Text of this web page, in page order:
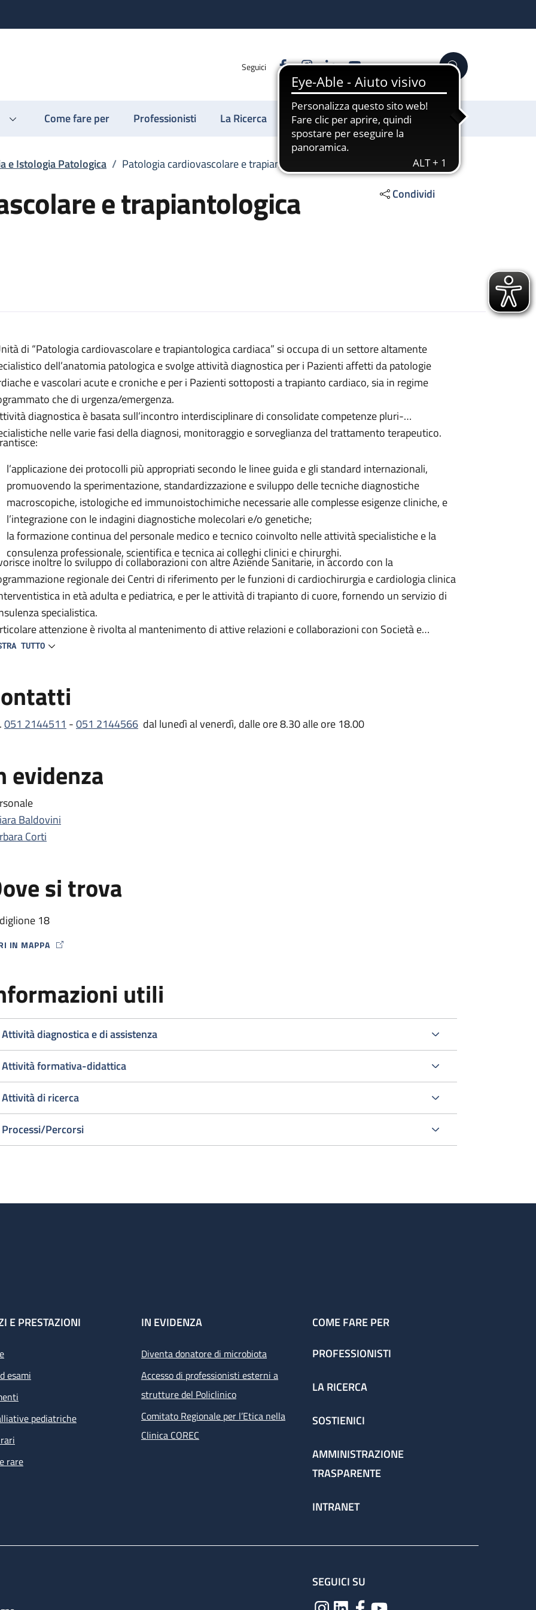
Seguici FacebookInstagram
LinkedinYouTube Cerca
Come fare per Professionisti La Ricerca Sostienici
e Istologia Patologica / Patologia cardiovascolare e trapiantologica cardiaca
e trapiantologica Condividi
trapiantologica cardiaca
cardiaca
trapiantologica cardiaca
e trapiantologica cardiaca
e trapiantologica cardiaca
di “Patologia cardiovascolare e trapiantologica cardiaca” si occupa di un settore altamente
dell’anatomia patologica e svolge attività diagnostica per i Pazienti affetti da patologie
e vascolari acute e croniche e per i Pazienti sottoposti a trapianto cardiaco, sia in regime
che di urgenza/emergenza.
diagnostica è basata sull’incontro interdisciplinare di consolidate competenze pluri-
nelle varie fasi della diagnosi, monitoraggio e sorveglianza del trattamento terapeutico.
l’applicazione dei protocolli più appropriati secondo le linee guida e gli standard internazionali,
promuovendo la sperimentazione, standardizzazione e sviluppo delle tecniche diagnostiche
macroscopiche, istologiche ed immunoistochimiche necessarie alle complesse esigenze cliniche, e
l’integrazione con le indagini diagnostiche molecolari e/o genetiche;
la formazione continua del personale medico e tecnico coinvolto nelle attività specialistiche e la
consulenza professionale, scientifica e tecnica ai colleghi clinici e chirurghi.
inoltre lo sviluppo di collaborazioni con altre Aziende Sanitarie, in accordo con la
regionale dei Centri di riferimento per le funzioni di cardiochirurgia e cardiologia clinica
in età adulta e pediatrica, e per le attività di trapianto di cuore, fornendo un servizio di
specialistica.
attenzione è rivolta al mantenimento di attive relazioni e collaborazioni con Società e
scientifici nazionali e internazionali sia per quanto attiene alla disciplina patologica che a
TUTTO
051 2144511 -051 2144566 dal lunedì al venerdì, dalle ore 8.30 alle ore 18.00
evidenza
Baldovini
Corti
si trova
18
IN MAPPA
ICON
utili
Attività diagnostica e di assistenza
Attività formativa-didattica
Attività di ricerca
Processi/Percorsi
E PRESTAZIONI
esami
pediatriche
rare
IN EVIDENZA
Diventa donatore di microbiota
Accesso di professionisti esterni a
strutture del Policlinico
Comitato Regionale per l’Etica nella
Clinica COREC
COME FARE PER
PROFESSIONISTI
LA RICERCA
SOSTIENICI
AMMINISTRAZIONE
TRASPARENTE
INTRANET
SEGUICI SU